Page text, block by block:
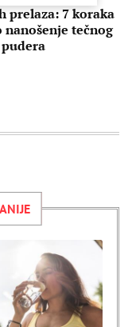
prelaza: 7 koraka
tečnog
pudera